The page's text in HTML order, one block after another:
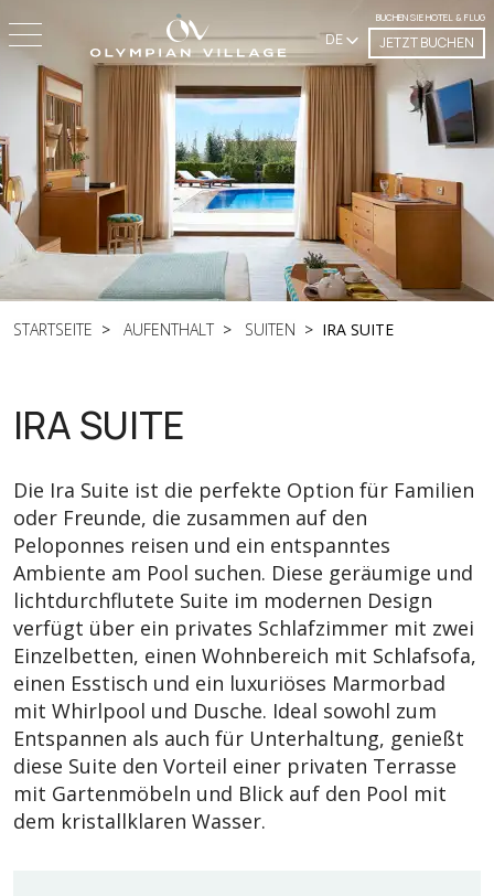
DE
BUCHEN SIE HOTEL & FLUG
JETZT BUCHEN
STARTSEITE AUFENTHALT SUITEN IRA SUITE
IRA SUITE
Die Ira Suite ist die perfekte Option für Familien
oder Freunde, die zusammen auf den
Peloponnes reisen und ein entspanntes
Ambiente am Pool suchen. Diese geräumige und
lichtdurchflutete Suite im modernen Design
verfügt über ein privates Schlafzimmer mit zwei
Einzelbetten, einen Wohnbereich mit Schlafsofa,
einen Esstisch und ein luxuriöses Marmorbad
mit Whirlpool und Dusche. Ideal sowohl zum
Entspannen als auch für Unterhaltung, genießt
diese Suite den Vorteil einer privaten Terrasse
mit Gartenmöbeln und Blick auf den Pool mit
dem kristallklaren Wasser.